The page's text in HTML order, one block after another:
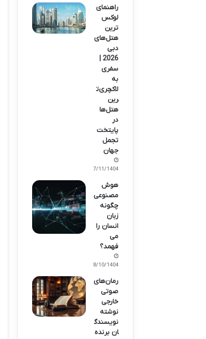
راهنمای
لوکس
ترین
هتل‌های
دبی
2026 |
سفری
به
لاکچری‌ت
رین
هتل‌ها
در
پایتخت
تجمل
جهان
27/11/1404
هوش
مصنوعی
چگونه
زبان
انسان را
می
فهمد؟
18/10/1404
رمان‌های
صوتی
خارجی
نوشته
نویسندگ
ان برنده